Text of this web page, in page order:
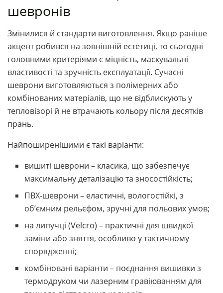
шевронів
Змінилися й стандарти виготовлення. Якщо раніше
акцент робився на зовнішній естетиці, то сьогодні
головними критеріями є міцність, маскувальні
властивості та зручність експлуатації. Сучасні
шеврони виготовляються з полімерних або
комбінованих матеріалів, що не відблискують у
тепловізорі й не втрачають кольору після десятків
прань.
Найпоширенішими є такі варіанти:
вишиті шеврони – класика, що забезпечує
максимальну деталізацію та зносостійкість;
ПВХ-шеврони – еластичні, вологостійкі, з
об’ємним рельєфом, зручні для польових умов;
на липучці (Velcro) – практичні для швидкої
заміни або зняття, особливо у тактичному
спорядженні;
комбіновані варіанти – поєднання вишивки з
термодруком чи лазерним гравіюванням для